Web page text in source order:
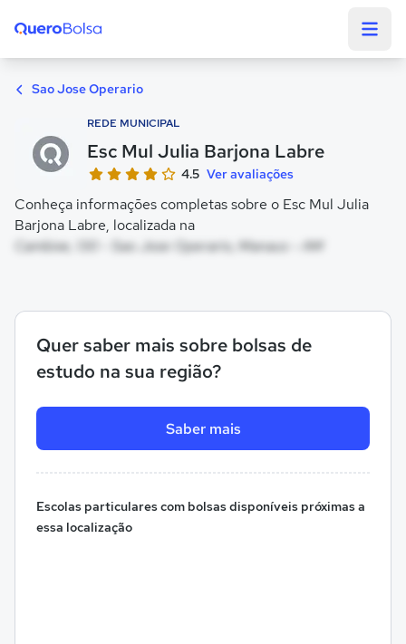
Sao Jose Operario
REDE MUNICIPAL
Esc Mul Julia Barjona Labre
4.5 Ver avaliações
Conheça informações completas sobre o Esc Mul Julia
Barjona Labre, localizada na
Cambixe, 130 - Sao Jose Operario, Manaus - AM
Quer saber mais sobre bolsas de
estudo na sua região?
Saber mais
Escolas particulares com bolsas disponíveis próximas a
essa localização